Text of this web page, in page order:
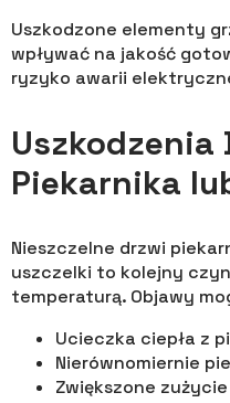
Uszkodzone elementy
wpływać na jakość
ryzyko awarii
Uszkodzenia
Piekarnika
Nieszczelne drzwi
uszczelki to kolejny
temperaturą. Objawy
Ucieczka ciepła z
Nierównomiernie
Zwiększone